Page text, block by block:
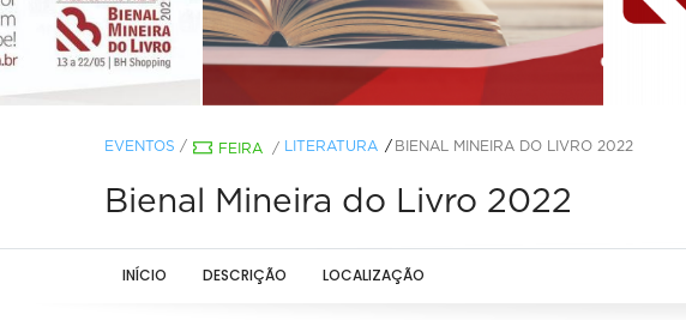
EVENTOS / FEIRA / LITERATURA BIENAL MINEIRA DO LIVRO 2022
Bienal Mineira do Livro 2022
INÍCIO DESCRIÇÃO LOCALIZAÇÃO